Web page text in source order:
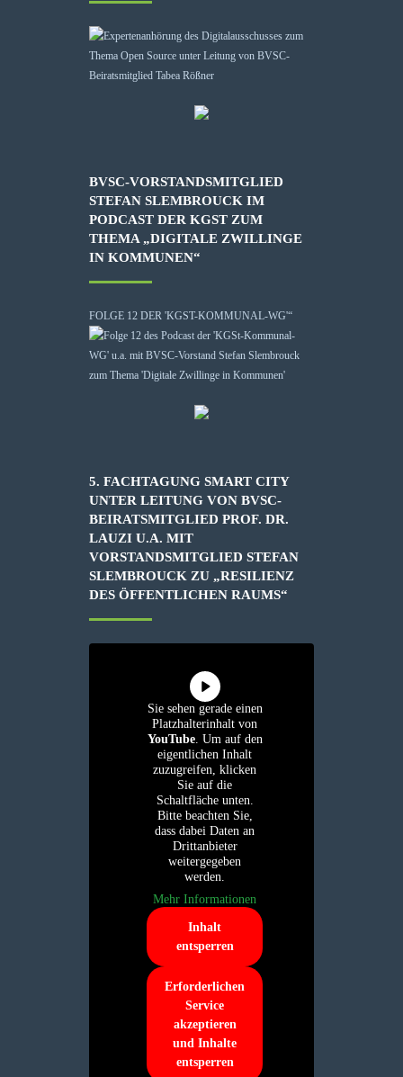
BVSC-VORSTANDSMITGLIED
STEFAN SLEMBROUCK IM
PODCAST DER KGST ZUM
THEMA „DIGITALE ZWILLINGE
IN KOMMUNEN“
FOLGE 12 DER 'KGST-KOMMUNAL-WG'“
5. FACHTAGUNG SMART CITY
UNTER LEITUNG VON BVSC-
BEIRATSMITGLIED PROF. DR.
LAUZI U.A. MIT
VORSTANDSMITGLIED STEFAN
SLEMBROUCK ZU „RESILIENZ
DES ÖFFENTLICHEN RAUMS“
Sie sehen gerade einen
Platzhalterinhalt von
YouTube. Um auf den
eigentlichen Inhalt
zuzugreifen, klicken
Sie auf die
Schaltfläche unten.
Bitte beachten Sie,
dass dabei Daten an
Drittanbieter
weitergegeben
werden.
Mehr Informationen
Inhalt
entsperren
Erforderlichen
Service
akzeptieren
und Inhalte
entsperren